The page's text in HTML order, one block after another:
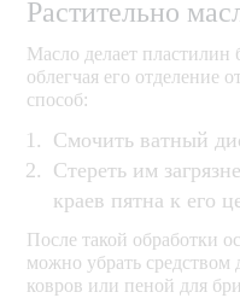
Растительно
Масло делает
облегчая его отделение
способ:
Смочить ватный
Стереть им
краев пятна к его
После такой обработки
можно убрать
ковров или пеной для